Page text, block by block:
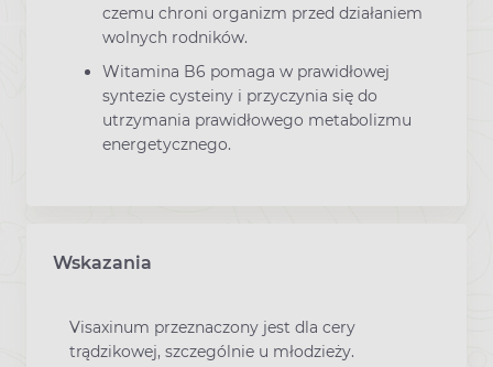
czemu chroni organizm przed działaniem
wolnych rodników.
Witamina B6 pomaga w prawidłowej
syntezie cysteiny i przyczynia się do
utrzymania prawidłowego metabolizmu
energetycznego.
Wskazania
Visaxinum przeznaczony jest dla cery
trądzikowej, szczególnie u młodzieży.